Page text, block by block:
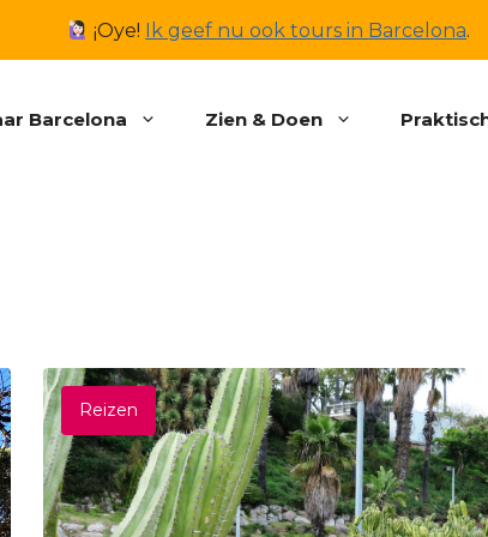
¡Oye! Ik geef nu ook tours in Barcelona.
Barcelona Zien & Doen
Reizen